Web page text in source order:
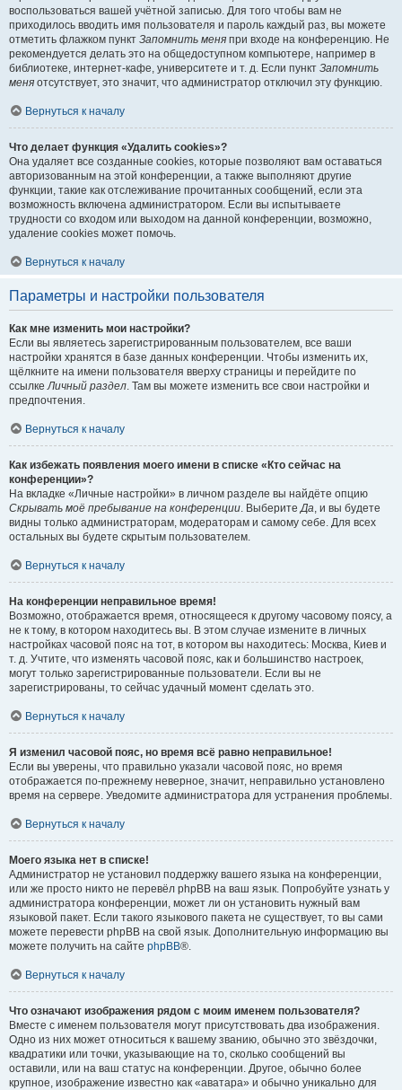
воспользоваться вашей учётной записью. Для того чтобы вам не
приходилось вводить имя пользователя и пароль каждый раз, вы можете
отметить флажком пункт Запомнить меня при входе на конференцию. Не
рекомендуется делать это на общедоступном компьютере, например в
библиотеке, интернет-кафе, университете и т. д. Если пункт Запомнить
меня отсутствует, это значит, что администратор отключил эту функцию.
Вернуться к началу
Что делает функция «Удалить cookies»?
Она удаляет все созданные cookies, которые позволяют вам оставаться
авторизованным на этой конференции, а также выполняют другие
функции, такие как отслеживание прочитанных сообщений, если эта
возможность включена администратором. Если вы испытываете
трудности со входом или выходом на данной конференции, возможно,
удаление cookies может помочь.
Вернуться к началу
Параметры и настройки пользователя
Как мне изменить мои настройки?
Если вы являетесь зарегистрированным пользователем, все ваши
настройки хранятся в базе данных конференции. Чтобы изменить их,
щёлкните на имени пользователя вверху страницы и перейдите по
ссылкеЛичный раздел. Там вы можете изменить все свои настройки и
предпочтения.
Вернуться к началу
Как избежать появления моего имени в списке «Кто сейчас на
конференции»?
На вкладке «Личные настройки» в личном разделе вы найдёте опцию
Скрывать моё пребывание на конференции. ВыберитеДа, и вы будете
видны только администраторам, модераторам и самому себе. Для всех
остальных вы будете скрытым пользователем.
Вернуться к началу
На конференции неправильное время!
Возможно, отображается время, относящееся к другому часовому поясу, а
не к тому, в котором находитесь вы. В этом случае измените в личных
настройках часовой пояс на тот, в котором вы находитесь: Москва, Киев и
т. д. Учтите, что изменять часовой пояс, как и большинство настроек,
могут только зарегистрированные пользователи. Если вы не
зарегистрированы, то сейчас удачный момент сделать это.
Вернуться к началу
Я изменил часовой пояс, но время всё равно неправильное!
Если вы уверены, что правильно указали часовой пояс, но время
отображается по-прежнему неверное, значит, неправильно установлено
время на сервере. Уведомите администратора для устранения проблемы.
Вернуться к началу
Моего языка нет в списке!
Администратор не установил поддержку вашего языка на конференции,
или же просто никто не перевёл phpBB на ваш язык. Попробуйте узнать у
администратора конференции, может ли он установить нужный вам
языковой пакет. Если такого языкового пакета не существует, то вы сами
можете перевести phpBB на свой язык. Дополнительную информацию вы
можете получить на сайте phpBB®.
Вернуться к началу
Что означают изображения рядом с моим именем пользователя?
Вместе с именем пользователя могут присутствовать два изображения.
Одно из них может относиться к вашему званию, обычно это звёздочки,
квадратики или точки, указывающие на то, сколько сообщений вы
оставили, или на ваш статус на конференции. Другое, обычно более
крупное, изображение известно как «аватара» и обычно уникально для